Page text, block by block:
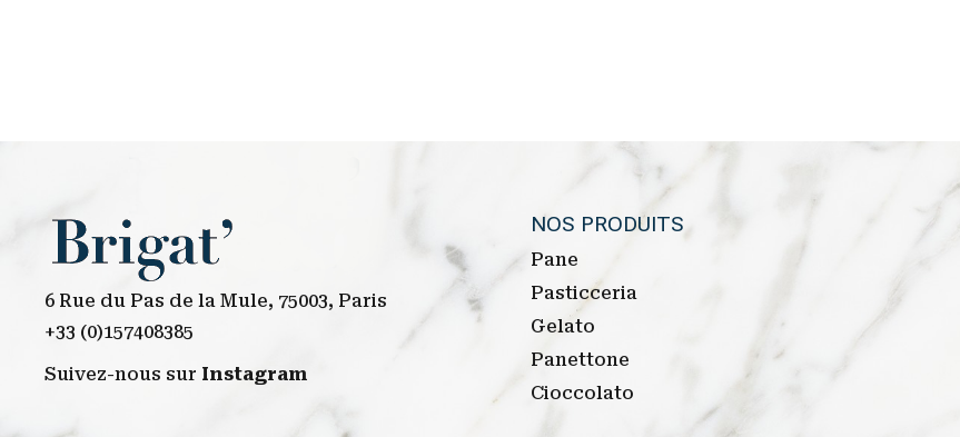
6 Rue du Pas de la Mule, 75003, Paris
+33 (0)157408385
Suivez-nous sur Instagram
NOS PRODUITS
Pane
Pasticceria
Gelato
Panettone
Cioccolato